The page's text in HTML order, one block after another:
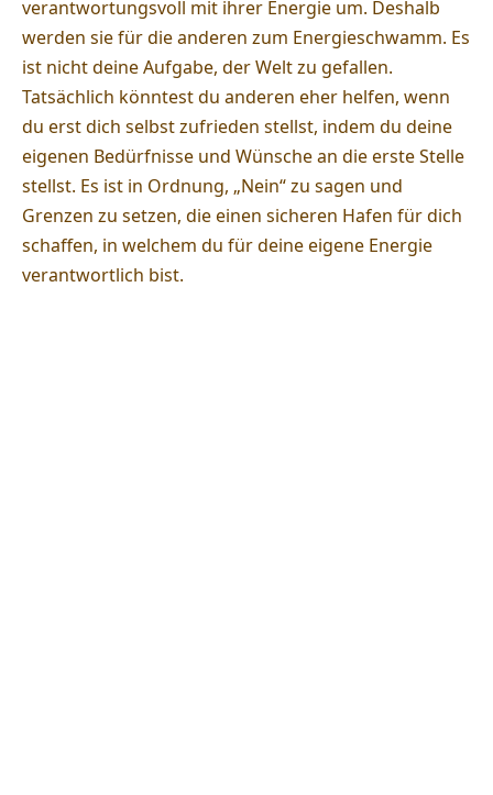
verantwortungsvoll mit ihrer Energie um. Deshalb
werden sie für die anderen zum Energieschwamm. Es
ist nicht deine Aufgabe, der Welt zu gefallen.
Tatsächlich könntest du anderen eher helfen, wenn
du erst dich selbst zufrieden stellst, indem du deine
eigenen Bedürfnisse und Wünsche an die erste Stelle
stellst. Es ist in Ordnung, „Nein“ zu sagen und
Grenzen zu setzen, die einen sicheren Hafen für dich
schaffen, in welchem du für deine eigene Energie
verantwortlich bist.